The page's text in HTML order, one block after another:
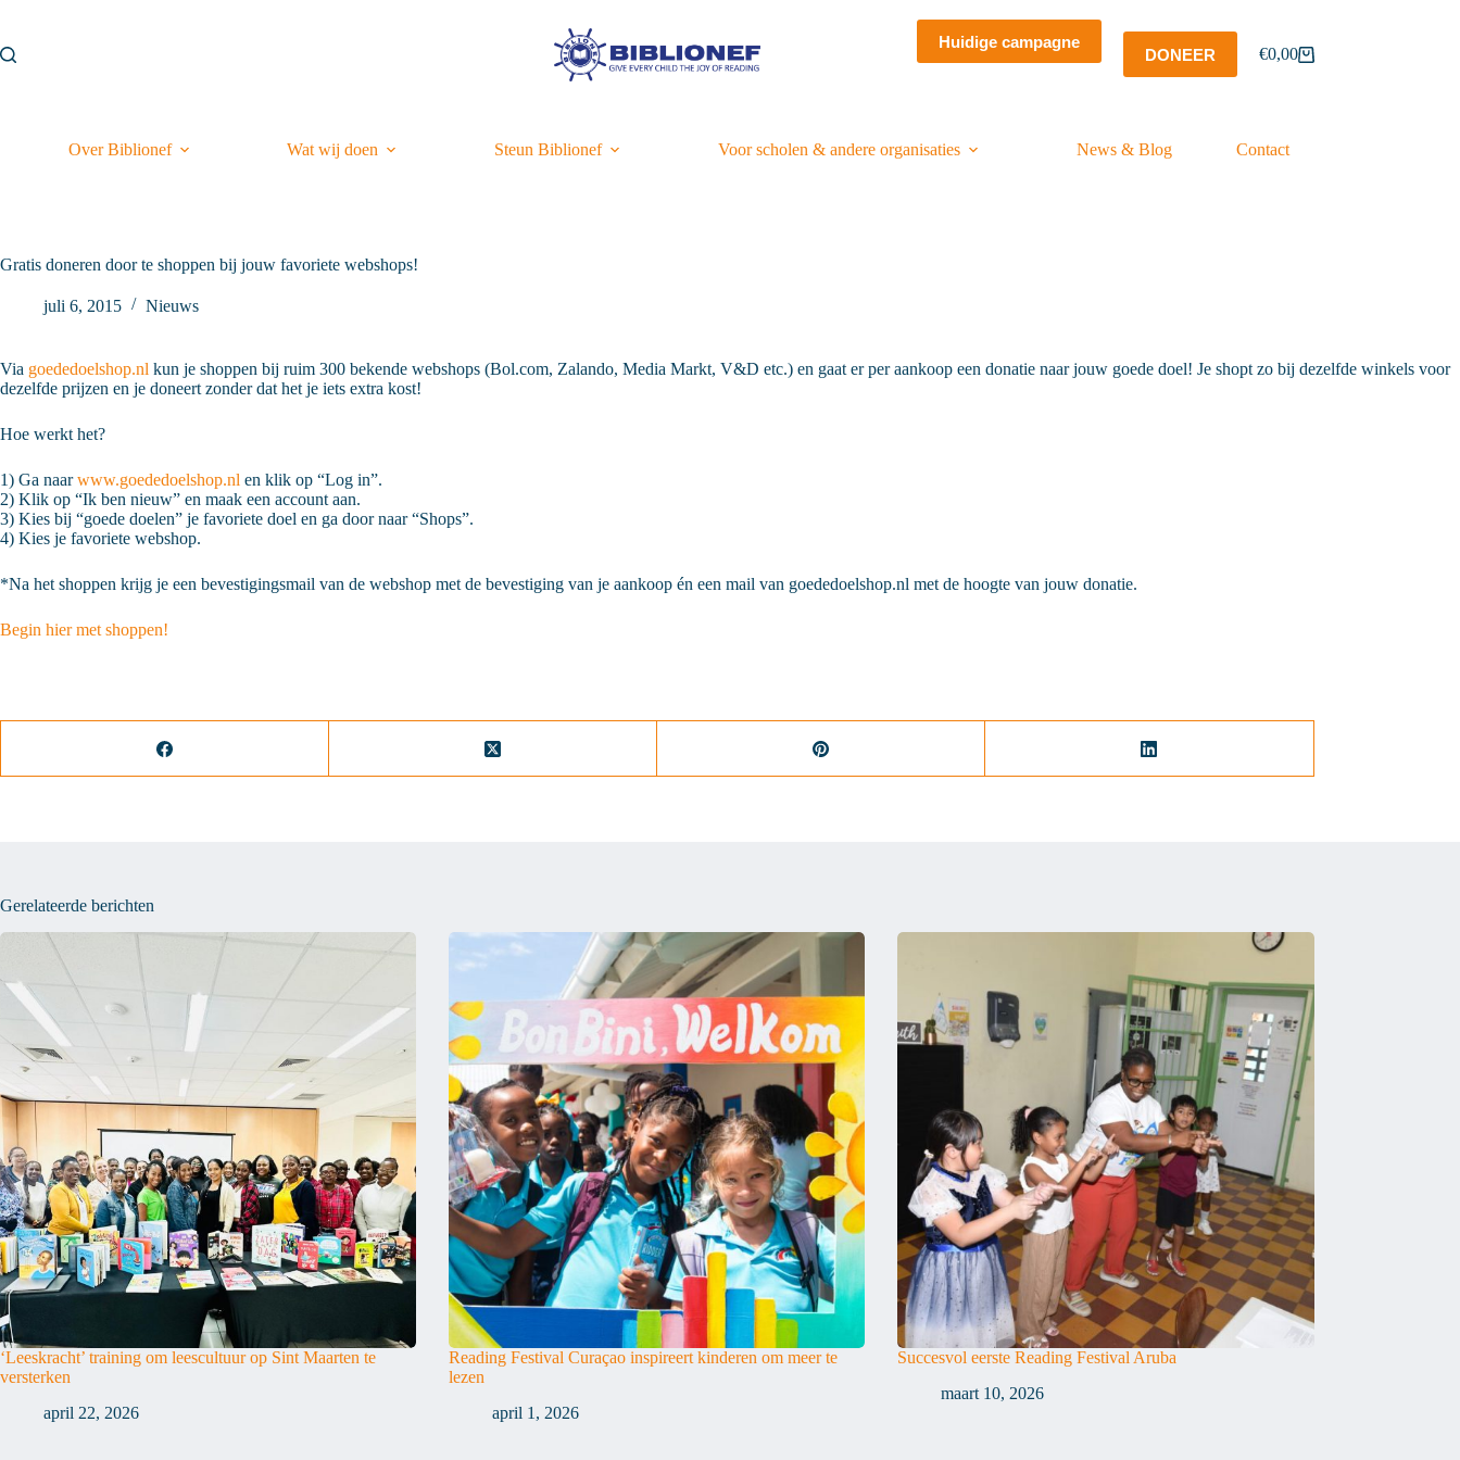
de
inhoud
Huidige campagne
DONEER Winkelwagen
€0,00
Over Biblionef Wat wij doen Steun Biblionef Voor scholen & andere organisaties News & Blog Contact
Gratis doneren door te shoppen bij jouw favoriete webshops!
juli 6, 2015 Nieuws
Via goededoelshop.nl kun je shoppen bij ruim 300 bekende webshops (Bol.com, Zalando, Media Markt, V&D etc.) en gaat er per aankoop een donatie naar jouw goede doel! Je shopt zo bij dezelfde winkels voor
dezelfde prijzen en je doneert zonder dat het je iets extra kost!
Hoe werkt het?
1) Ga naarwww.goededoelshop.nl en klik op “Log in”.
2) Klik op “Ik ben nieuw” en maak een account aan.
3) Kies bij “goede doelen” je favoriete doel en ga door naar “Shops”.
4) Kies je favoriete webshop.
*Na het shoppen krijg je een bevestigingsmail van de webshop met de bevestiging van je aankoop én een mail van goededoelshop.nl met de hoogte van jouw donatie.
Begin hier met shoppen!
Gerelateerde berichten
‘Leeskracht’ training om leescultuur op Sint Maarten te
versterken
april 22, 2026
Reading Festival Curaçao inspireert kinderen om meer te
lezen
april 1, 2026
Succesvol eerste Reading Festival Aruba
maart 10, 2026